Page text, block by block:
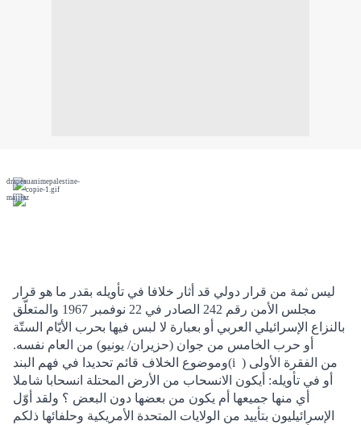
ليس ثمة من قرار دولي قد أثار خلافا في تأويله بقدر ما هو قرار
مجلس الأمن رقم 242 الصادر في 22 نوفمبر 1967 والمتعلّق
بالنزاع الإسرائيلي العربي أو بعبارة لا لبس فيها بحرب الأيّام الستّة
أو حرب الخامس من جوان (حزيران/ يونيو) من العام نفسه.
وموضوع الخلاف قائم تحديدا في فهم البند(i ) من الفقرة الأولى
أو في تأويله: أيكون الانسحاب من الأرض المحتلة انسحابا شاملا
أي منها جميعها أم يكون من بعضها دون البعض ؟ ولقد أوّل
الإسرائيليون بتأييد من الولايات المتحدة الأمريكية وحلفائها ذلكم